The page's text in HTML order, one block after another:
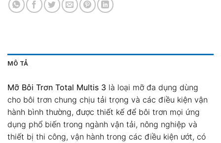
MÔ TẢ
Mỡ Bôi Trơn Total Multis 3 là loại mỡ đa dụng dùng
cho bôi trơn chung chịu tải trọng và các điều kiện vận
hành bình thường, được thiết kế để bôi trơn mọi ứng
dụng phổ biến trong ngành vận tải, nông nghiệp và
thiết bị thi công, vận hành trong các điều kiện ướt, có